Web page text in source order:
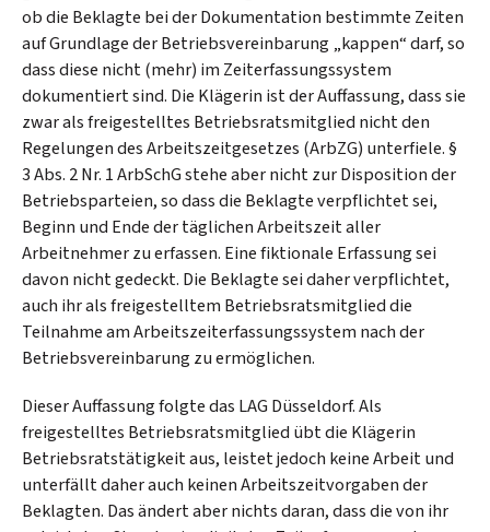
ob die Beklagte bei der Dokumentation bestimmte Zeiten
auf Grundlage der Betriebsvereinbarung „kappen“ darf, so
dass diese nicht (mehr) im Zeiterfassungssystem
dokumentiert sind. Die Klägerin ist der Auffassung, dass sie
zwar als freigestelltes Betriebsratsmitglied nicht den
Regelungen des Arbeitszeitgesetzes (ArbZG) unterfiele. §
3 Abs. 2 Nr. 1 ArbSchG stehe aber nicht zur Disposition der
Betriebsparteien, so dass die Beklagte verpflichtet sei,
Beginn und Ende der täglichen Arbeitszeit aller
Arbeitnehmer zu erfassen. Eine fiktionale Erfassung sei
davon nicht gedeckt. Die Beklagte sei daher verpflichtet,
auch ihr als freigestelltem Betriebsratsmitglied die
Teilnahme am Arbeitszeiterfassungssystem nach der
Betriebsvereinbarung zu ermöglichen.
Dieser Auffassung folgte das LAG Düsseldorf. Als
freigestelltes Betriebsratsmitglied übt die Klägerin
Betriebsratstätigkeit aus, leistet jedoch keine Arbeit und
unterfällt daher auch keinen Arbeitszeitvorgaben der
Beklagten. Das ändert aber nichts daran, dass die von ihr